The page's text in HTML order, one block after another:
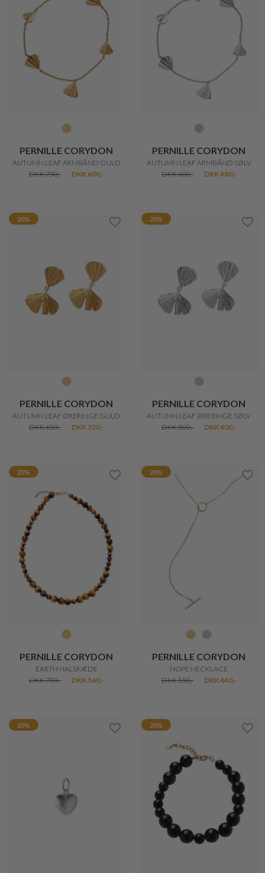
PERNILLE CORYDON
AUTUMN LEAF ARMBÅND GULD
DKK 750,-
DKK 600,-
PERNILLE CORYDON
AUTUMN LEAF ARMBÅND SØLV
DKK 600,-
DKK 480,-
20%
PERNILLE CORYDON
AUTUMN LEAF ØRERINGE GULD
DKK 650,-
DKK 520,-
20%
PERNILLE CORYDON
AUTUMN LEAF ØRERINGE SØLV
DKK 500,-
DKK 400,-
20%
PERNILLE CORYDON
EARTH HALSKÆDE
DKK 700,-
DKK 560,-
20%
PERNILLE CORYDON
HOPE NECKLACE
DKK 550,-
DKK 440,-
20% 20%